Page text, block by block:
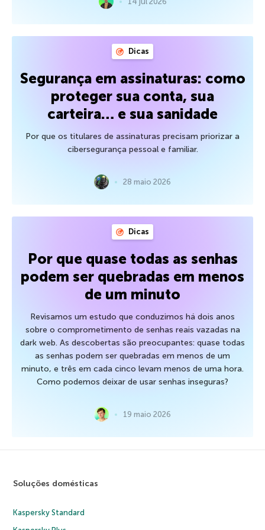
Dicas
Segurança em assinaturas: como
proteger sua conta, sua
carteira… e sua sanidade
Por que os titulares de assinaturas precisam priorizar a
cibersegurança pessoal e familiar.
28 maio 2026
Dicas
Por que quase todas as senhas
podem ser quebradas em menos
de um minuto
Revisamos um estudo que conduzimos há dois anos
sobre o comprometimento de senhas reais vazadas na
dark web. As descobertas são preocupantes: quase todas
as senhas podem ser quebradas em menos de um
minuto, e três em cada cinco levam menos de uma hora.
Como podemos deixar de usar senhas inseguras?
19 maio 2026
Soluções domésticas
Kaspersky Standard